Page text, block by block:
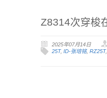
Z8314次穿梭
2025年07月14日
25T, ID-张培铭, RZ25T,